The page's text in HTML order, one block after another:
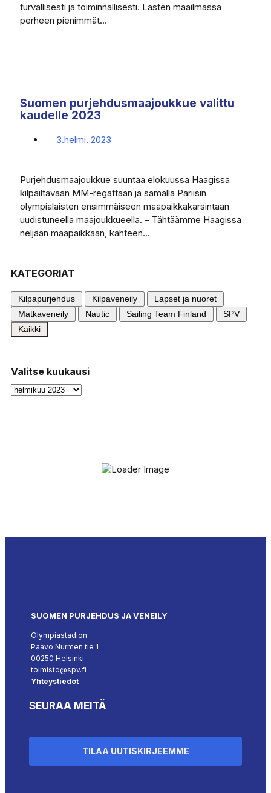
turvallisesti ja toiminnallisesti. Lasten maailmassa
perheen pienimmät...
Suomen purjehdusmaajoukkue valittu
kaudelle 2023
3.helmi. 2023
Purjehdusmaajoukkue suuntaa elokuussa Haagissa
kilpailtavaan MM-regattaan ja samalla Pariisin
olympialaisten ensimmäiseen maapaikkakarsintaan
uudistuneella maajoukkueella. – Tähtäämme Haagissa
neljään maapaikkaan, kahteen...
KATEGORIAT
Kilpapurjehdus Kilpaveneily
Lapset ja nuoret
Matkaveneily
Nautic Sailing Team Finland
SPV
Kaikki
Valitse kuukausi
SUOMEN PURJEHDUS JA VENEILY
Olympiastadion
Paavo Nurmen tie 1
00250 Helsinki
toimisto@spv.fi
Yhteystiedot
SEURAA MEITÄ
TILAA UUTISKIRJEEMME